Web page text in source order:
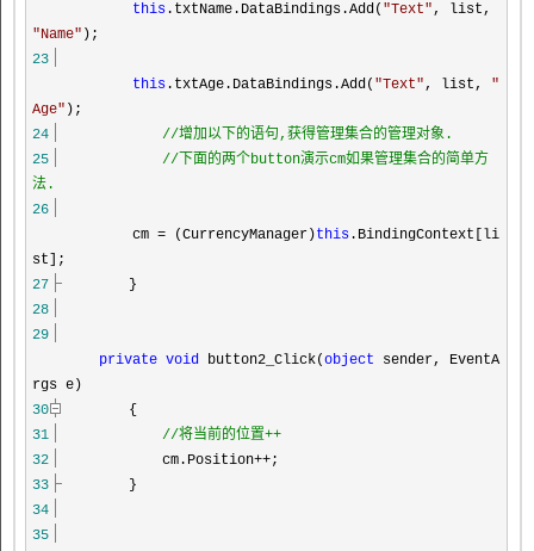
this .txtName.DataBindings.Add( "Text", list,
"Name" );
23
this .txtAge.DataBindings.Add( "Text", list, "
Age" );
24
//增加以下的语句,获得管理集合的管理对象.
25
// 下面的两个button演示cm如果管理集合的简单方
法.
26
cm = (CurrencyManager)this .BindingContext[li
st];
27
}
28
29
private void button2_Click(object sender, EventA
rgs e)
30
{
31
//将当前的位置++
32
cm.Position++;
33
}
34
35